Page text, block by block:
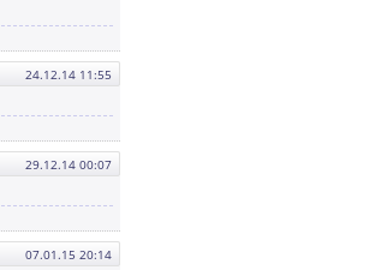
24.12.14 11:55
29.12.14 00:07
07.01.15 20:14